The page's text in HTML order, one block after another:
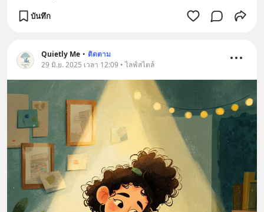
บันทึก
Quietly Me • ติดตาม
29 มิ.ย. 2025 เวลา 12:09 • ไลฟ์สไตล์